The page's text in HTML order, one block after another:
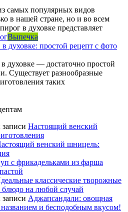
самых популярных видов
в нашей стране, но и во всем
в духовке представляет
Выпечка
духовке: простой рецепт с фото
духовке — достаточно простой
Существует разнообразные
таких
записи Настоящий венский
венский шницель:
с фрикадельками из фарша
классические творожные
блюдо на любой случай
записи Аджапсандали: овощная
и бесподобным вкусом!